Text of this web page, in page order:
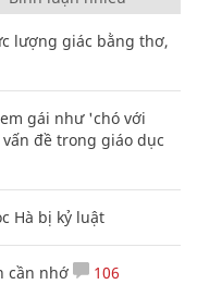
lượng giác bằng thơ,
gái như 'chó với
đề trong giáo dục
Hà bị kỷ luật
cần nhớ 106